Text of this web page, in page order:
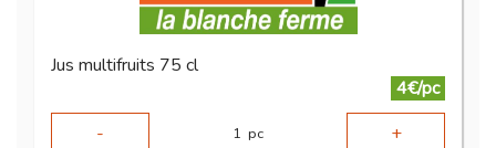
Jus multifruits 75 cl
4€/pc
-
1 pc +